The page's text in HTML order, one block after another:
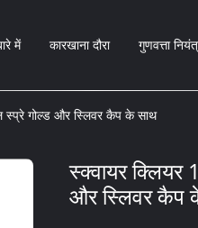
में कारखाना दौरा गुणवत्ता
स्प्रे गोल्ड और स्लिवर कैप के साथ
स्क्वायर क्लियर
और स्लिवर कैप